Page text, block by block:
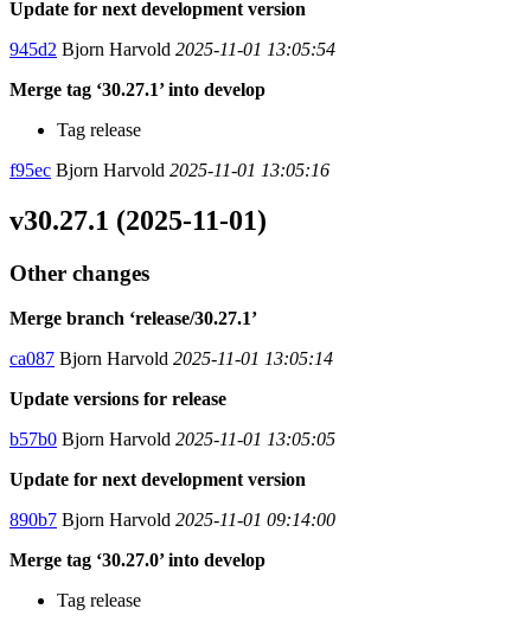
Update for next development version
945d2 Bjorn Harvold 2025-11-01 13:05:54
Merge tag ‘30.27.1’ into develop
Tag release
f95ec Bjorn Harvold 2025-11-01 13:05:16
v30.27.1 (2025-11-01)
Other changes
Merge branch ‘release/30.27.1’
ca087 Bjorn Harvold 2025-11-01 13:05:14
Update versions for release
b57b0 Bjorn Harvold 2025-11-01 13:05:05
Update for next development version
890b7 Bjorn Harvold 2025-11-01 09:14:00
Merge tag ‘30.27.0’ into develop
Tag release